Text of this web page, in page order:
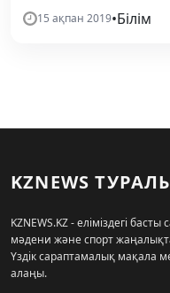
15 ақпан 2019•Білім
KZNEWS
KZNEWS.KZ - еліміздегі
мәдени және спорт
Үздік сараптамалық мақала
алаңы.